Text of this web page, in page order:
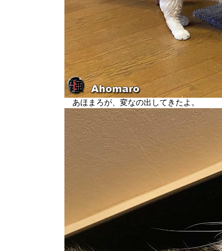
あほまろが、変なの出してきたよ。